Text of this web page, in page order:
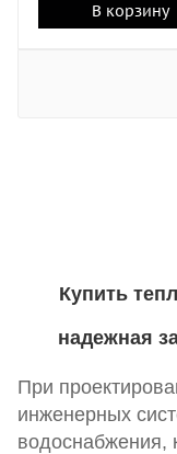
В корзину
Купить
надежная
При
инженерных
водоснабжения,